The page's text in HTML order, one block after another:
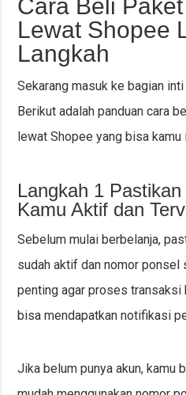
Cara Beli
Lewat Shopee
Langkah
Sekarang masuk ke bagian
Berikut adalah panduan cara
lewat Shopee yang bisa kamu
Langkah 1
Kamu Aktif dan
Sebelum mulai berbelanja,
sudah aktif dan nomor ponsel
penting agar proses transaksi
bisa mendapatkan notifikasi
Jika belum punya akun, kamu